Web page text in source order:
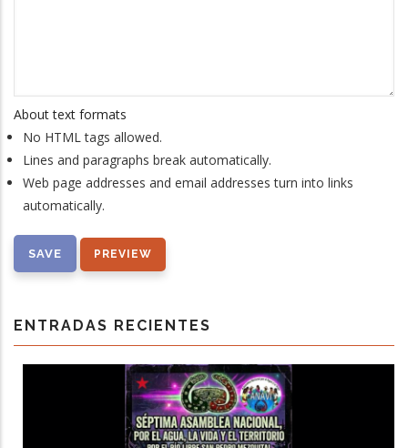
About text formats
No HTML tags allowed.
Lines and paragraphs break automatically.
Web page addresses and email addresses turn into links
automatically.
ENTRADAS RECIENTES